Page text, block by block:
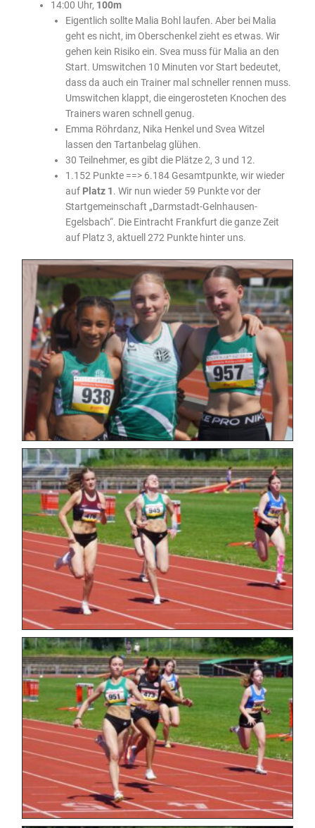
14:00 Uhr, 100m
Eigentlich sollte Malia Bohl laufen. Aber bei Malia
geht es nicht, im Oberschenkel zieht es etwas. Wir
gehen kein Risiko ein. Svea muss für Malia an den
Start. Umswitchen 10 Minuten vor Start bedeutet,
dass da auch ein Trainer mal schneller rennen muss.
Umswitchen klappt, die eingerosteten Knochen des
Trainers waren schnell genug.
Emma Röhrdanz, Nika Henkel und Svea Witzel
lassen den Tartanbelag glühen.
30 Teilnehmer, es gibt die Plätze 2, 3 und 12.
1.152 Punkte ==> 6.184 Gesamtpunkte, wir wieder
auf Platz 1. Wir nun wieder 59 Punkte vor der
Startgemeinschaft „Darmstadt-Gelnhausen-
Egelsbach“. Die Eintracht Frankfurt die ganze Zeit
auf Platz 3, aktuell 272 Punkte hinter uns.